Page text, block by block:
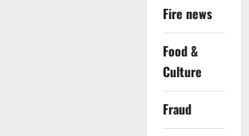
Fire news
Food &
Culture
Fraud